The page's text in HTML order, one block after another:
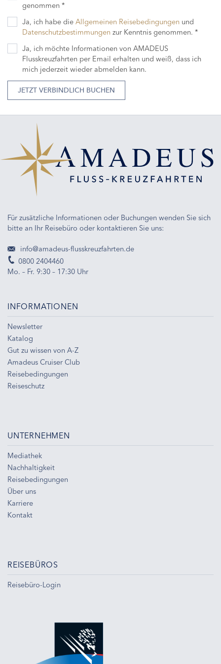
genommen *
Ja, ich habe die Allgemeinen Reisebedingungen und
Datenschutzbestimmungen zur Kenntnis genommen. *
Ja, ich möchte Informationen von AMADEUS
Flusskreuzfahrten per Email erhalten und weiß, dass ich
mich jederzeit wieder abmelden kann.
JETZT VERBINDLICH BUCHEN
Für zusätzliche Informationen oder Buchungen wenden Sie sich
bitte an Ihr Reisebüro oder kontaktieren Sie uns:
info@amadeus-flusskreuzfahrten.de
0800 2404460
Mo. – Fr. 9:30 – 17:30 Uhr
INFORMATIONEN
Newsletter
Katalog
Gut zu wissen von A-Z
Amadeus Cruiser Club
Reisebedingungen
Reiseschutz
UNTERNEHMEN
Mediathek
Nachhaltigkeit
Reisebedingungen
Über uns
Karriere
Kontakt
REISEBÜROS
Reisebüro-Login